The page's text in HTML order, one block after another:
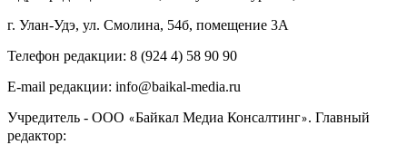
г. Улан-Удэ, ул. Смолина, 54б, помещение 3А
Телефон редакции: ‎‎8 (924 4) 58 90 90
E-mail редакции: info@baikal-media.ru
Учредитель - ООО «Байкал Медиа Консалтинг». Главный
редактор: